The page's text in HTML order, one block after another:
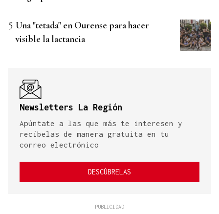
Una "tetada" en Ourense para hacer
visible la lactancia
Newsletters La Región
Apúntate a las que más te interesen y
recíbelas de manera gratuita en tu
correo electrónico
DESCÚBRELAS